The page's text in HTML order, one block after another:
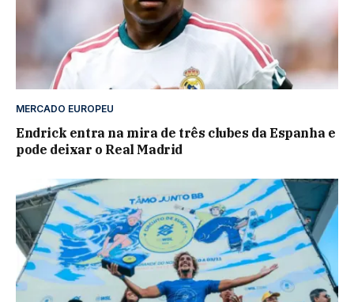
MERCADO EUROPEU
Endrick entra na mira de três clubes da Espanha e
pode deixar o Real Madrid